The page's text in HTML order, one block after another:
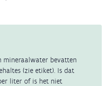
mineraalwater bevatten
(zie etiket). Is dat
liter of is het niet